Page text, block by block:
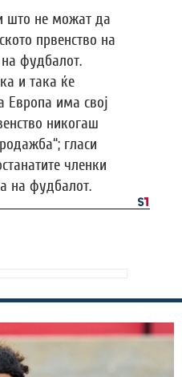
што не можат да
првенство на
фудбалот.
и така ќе
Европа има свој
никогаш
гласи
членки
на фудбалот.